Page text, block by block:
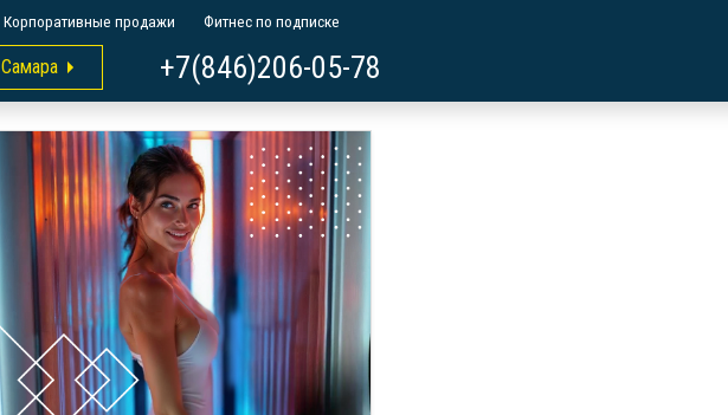
Корпоративные продажи Фитнес по подписке
Самара +7(846)206-05-78